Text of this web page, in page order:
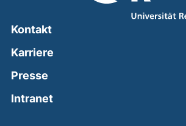
Kontakt
Karriere
Presse
Intranet(external link, opens in a